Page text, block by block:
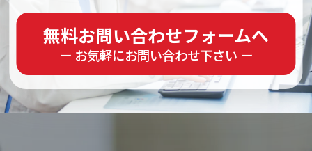
無料お問い合わせフォームへ
ー お気軽にお問い合わせ下さい ー